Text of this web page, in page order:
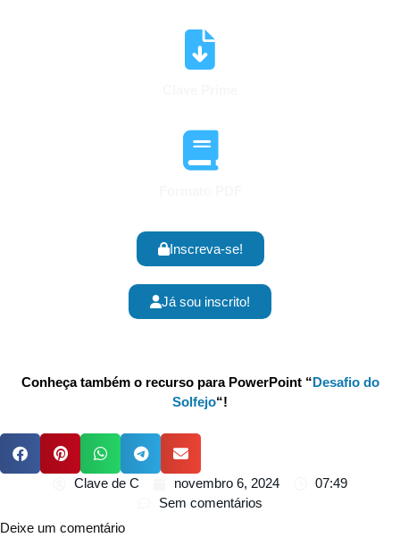
Inscreva-se!
Já sou inscrito!
Conheça também o recurso para PowerPoint “Desafio do
Solfejo“!
Clave de C novembro 6, 2024
07:49
Sem comentários
Deixe um comentário